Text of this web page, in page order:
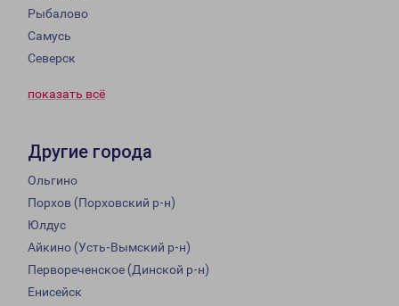
Рыбалово
Самусь
Северск
показать всё
Другие города
Ольгино
Порхов (Порховский р-н)
Юлдус
Айкино (Усть-Вымский р-н)
Первореченское (Динской р-н)
Енисейск